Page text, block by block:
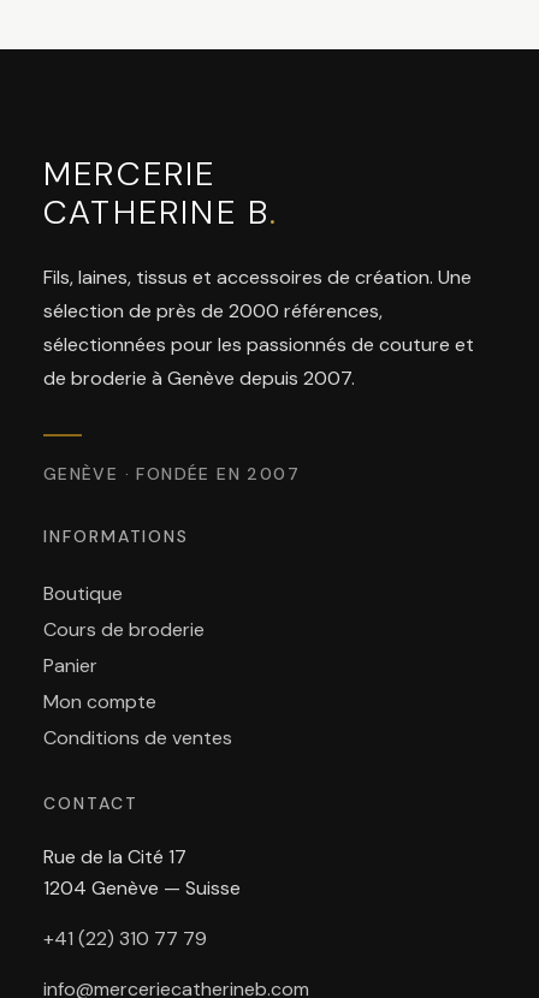
MERCERIE
CATHERINE B.
Fils, laines, tissus et accessoires de création. Une
sélection de près de 2000 références,
sélectionnées pour les passionnés de couture et
de broderie à Genève depuis 2007.
GENÈVE · FONDÉE EN 2007
INFORMATIONS
Boutique
Cours de broderie
Panier
Mon compte
Conditions de ventes
CONTACT
Rue de la Cité 17
1204 Genève — Suisse
+41 (22) 310 77 79
info@merceriecatherineb.com